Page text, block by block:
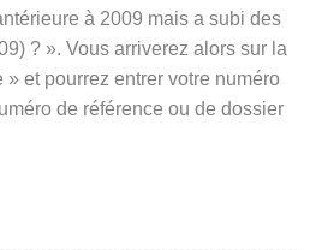
à 2009 mais a subi des
? ». Vous arriverez alors sur la
et pourrez entrer votre numéro
de référence ou de dossier